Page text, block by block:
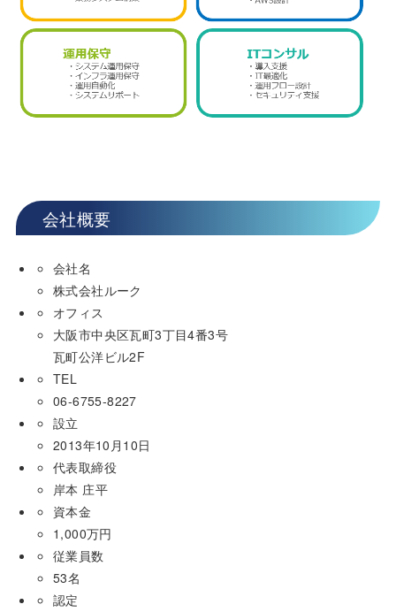
会社概要
会社名
株式会社ルーク
オフィス
大阪市中央区瓦町3丁目4番3号
瓦町公洋ビル2F
TEL
06-6755-8227
設立
2013年10月10日
代表取締役
岸本 庄平
資本金
1,000万円
従業員数
53名
認定